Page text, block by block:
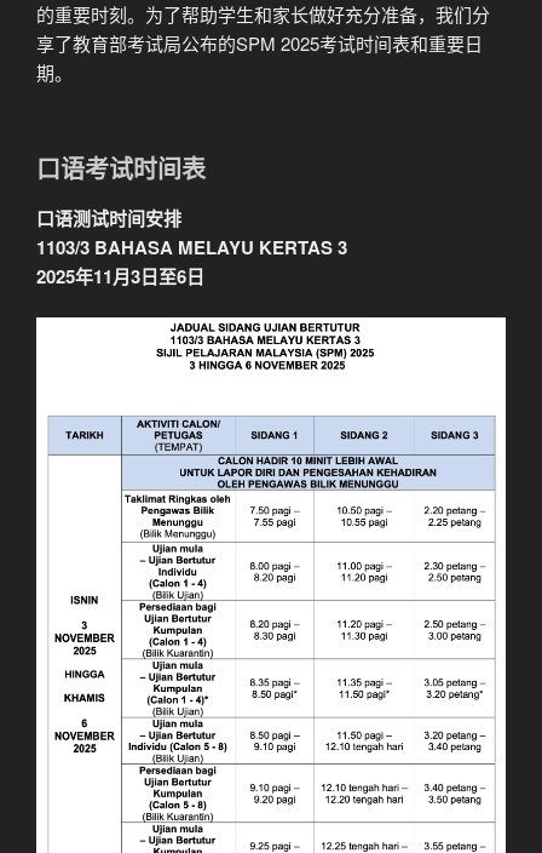
的重要时刻。为了帮助学生和家长做好充分准备，我们分
享了教育部考试局公布的SPM 2025考试时间表和重要日
期。
口语考试时间表
口语测试时间安排
1103/3 BAHASA MELAYU KERTAS 3
2025年11月3日至6日